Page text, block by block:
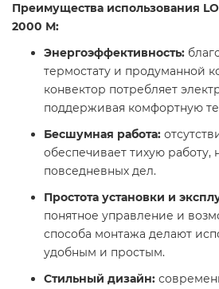
Преимущества использования
2000 М:
Энергоэффективность:
термостату и продуманной
конвектор потребляет
поддерживая комфортную
Бесшумная работа:
обеспечивает тихую работу,
повседневных дел.​
Простота установки и
понятное управление и
способа монтажа делают
удобным и простым.​
Стильный дизайн: